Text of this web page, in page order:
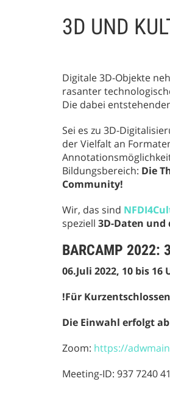
DESCRIPTION
3D UND
Digitale 3D-Objekte
rasanter
Die dabei
Sei es zu 3D-
der Vielfalt an
Bildungsbereich: Die
Community!
Wir, das sind
speziell 3D-Daten und
BARCAMP 2022:
06.Juli 2022, 10 bis 16
!Für
Die Einwahl erfolgt
Zoom: https://
Meeting-ID: 937 7240